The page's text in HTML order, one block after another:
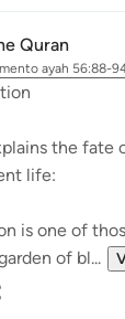
Quran
ayah 56:88-
the fate
life:
is one of
of bl...